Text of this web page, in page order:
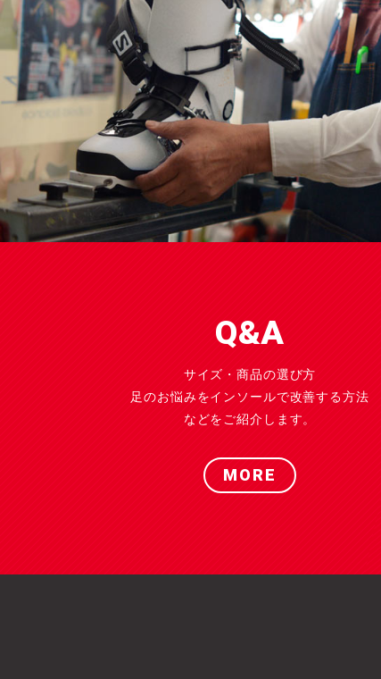
Q&A
サイズ・商品の選び方
足のお悩みをインソールで改善する方法
などをご紹介します。
MORE